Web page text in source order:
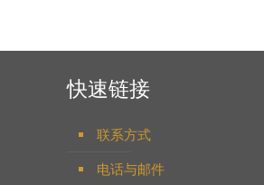
快速链接
联系方式
电话与邮件